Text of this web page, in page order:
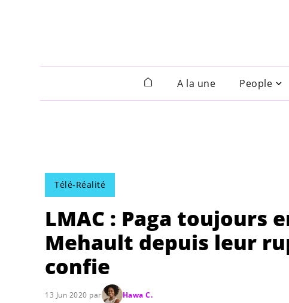
A la une People
Télé-Réalité
LMAC : Paga toujours
Mehault depuis leur
confie
13 Jun 2020 par Hawa C.